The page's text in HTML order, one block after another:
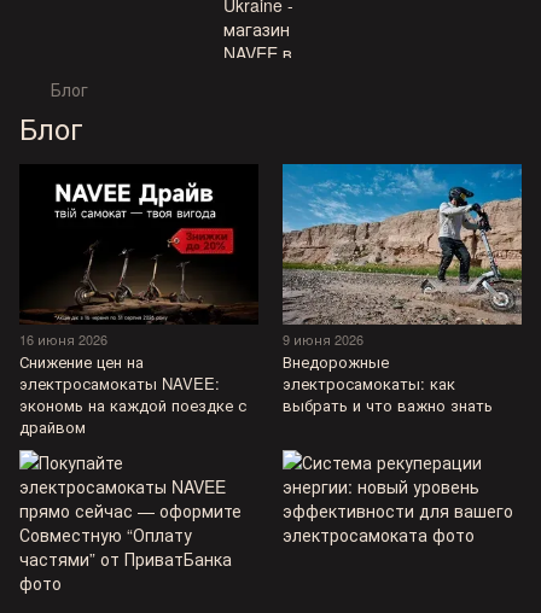
Блог
Блог
16 июня 2026
Снижение цен на
электросамокаты NAVEE:
экономь на каждой поездке с
драйвом
9 июня 2026
Внедорожные
электросамокаты: как
выбрать и что важно знать